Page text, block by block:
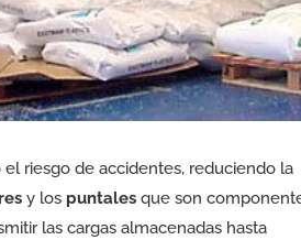
riesgo de accidentes, reduciendo la
y los puntales que son
las cargas almacenadas hasta